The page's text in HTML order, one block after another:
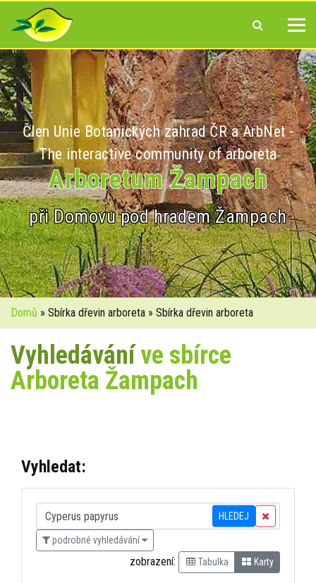
Člen Unie Botanických zahrad ČR a ArbNet -
The interactive community of arboreta
Arboretum Žampach
při Domovu pod hradem Žampach
Domů » Sbírka dřevin arboreta » Sbírka dřevin arboreta
Vyhledáváníve sbírce
Arboreta Žampach
Vyhledat:
HLEDEJ
podrobné vyhledávání
zobrazení: Tabulka Karty